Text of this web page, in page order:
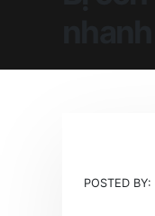
POSTED BY: